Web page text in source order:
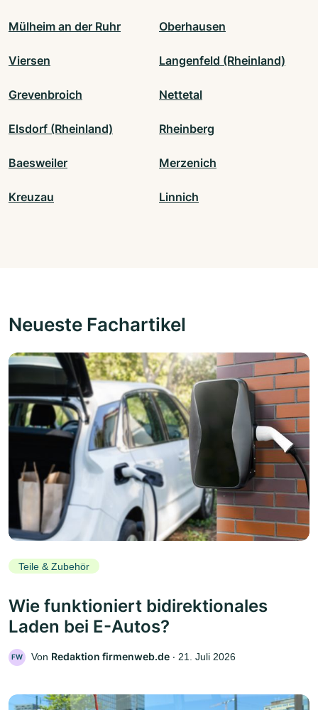
Mülheim an der Ruhr Oberhausen
Viersen Langenfeld (Rheinland)
Grevenbroich Nettetal
Elsdorf (Rheinland) Rheinberg
Baesweiler Merzenich
Kreuzau Linnich
Neueste Fachartikel
Teile & Zubehör
Wie funktioniert bidirektionales
Laden bei E-Autos?
FW Von Redaktion firmenweb.de ‧ 21. Juli 2026